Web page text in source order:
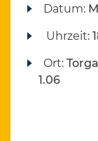
Datum:
Uhrzeit:
Ort:
1.06